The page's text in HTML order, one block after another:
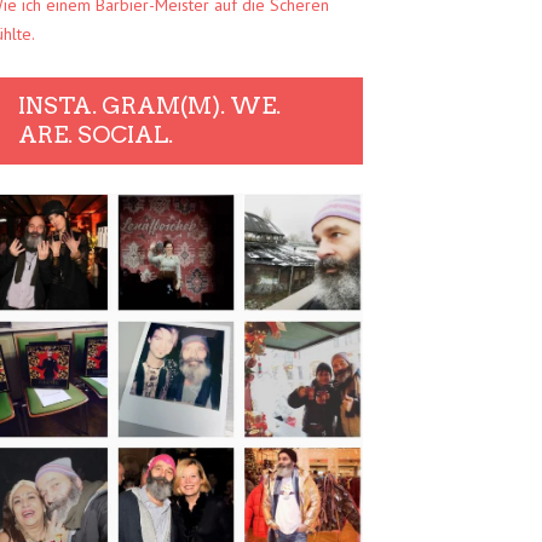
ich einem Barbier-Meister auf die Scheren
INSTA. GRAM(M). WE.
ARE. SOCIAL.